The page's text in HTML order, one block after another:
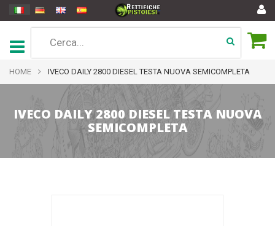
HOME IVECO DAILY 2800 DIESEL TESTA NUOVA SEMICOMPLETA
IVECO DAILY 2800 DIESEL TESTA NUOVA
SEMICOMPLETA